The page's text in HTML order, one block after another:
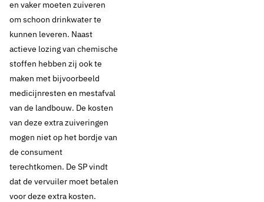
en vaker moeten zuiveren
om schoon drinkwater te
kunnen leveren. Naast
actieve lozing van chemische
stoffen hebben zij ook te
maken met bijvoorbeeld
medicijnresten en mestafval
van de landbouw. De kosten
van deze extra zuiveringen
mogen niet op het bordje van
de consument
terechtkomen. De SP vindt
dat de vervuiler moet betalen
voor deze extra kosten.